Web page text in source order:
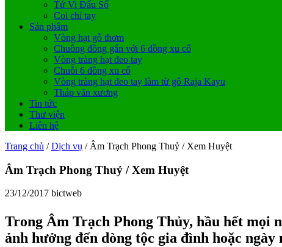
Tử Vi Đẩu Số
Coi chỉ tay
Sản phẩm
Vòng hạt gỗ thơm
Chuông đồng gắn với 6 đồng xu cổ
Vòng tràng hạt đeo tay
Chuỗi 6 đồng xu cổ
Vòng tràng hạt đeo tay làm từ gỗ Raja Kayu
Tháp văn xương
Tin tức
Thư viện
Liên hệ
Trang chủ /Dịch vụ / Âm Trạch Phong Thuỷ / Xem Huyệt
Âm Trạch Phong Thuỷ / Xem Huyệt
23/12/2017 bictweb
Trong Âm Trạch Phong Thủy, hầu hết mọi
ảnh hưởng đến dòng tộc gia đình hoặc